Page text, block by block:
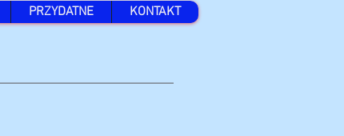
PRZYDATNE KONTAKT